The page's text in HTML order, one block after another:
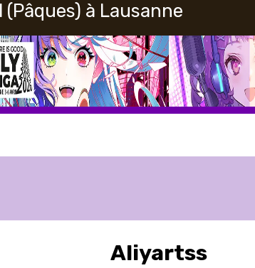
à Lausanne
Aliyartss